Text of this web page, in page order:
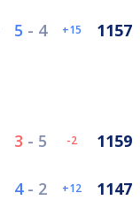
5 - 4 15 1157
3 - 5 -2 1159
4- 2 12 1147